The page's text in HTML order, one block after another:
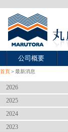
公司概要
首頁＞最新消息
2026
2025
2024
2023